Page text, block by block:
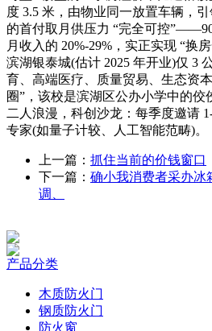
度 3.5 米，由物业同一放置车辆，
的首付取月供压力 “完全可控
月收入的 20%-29%，实正实现 “换
滨湖银泰城(估计 2025 年开业)仅 3
育、高端医疗、质量贸易、生态资
圈”，该校是滨湖区公办小学中的佼
二人浪漫，科创沙龙：每季度邀请
专家(如量子计较、人工智能范畴)。
上一篇： 抓住当前的价钱窗口
下一篇： 确小我消费者采办冰
调、
产品分类
木质防火门
钢质防火门
防火窗